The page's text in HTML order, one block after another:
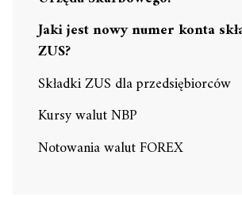
Jaki jest nowy numer konta
ZUS?
Składki ZUS dla przedsiębiorców
Kursy walut NBP
Notowania walut FOREX